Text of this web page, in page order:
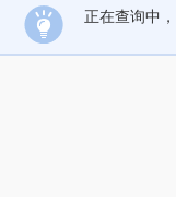
正在查询中